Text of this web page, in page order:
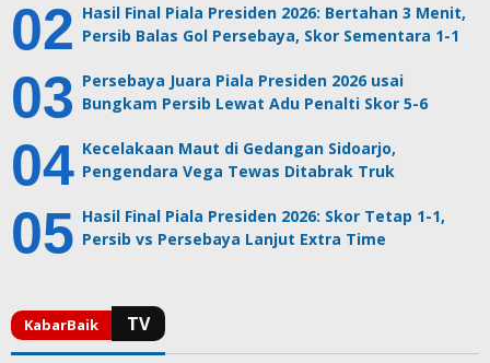
Hasil Final Piala Presiden 2026: Bertahan 3 Menit,
Persib Balas Gol Persebaya, Skor Sementara 1-1
Persebaya Juara Piala Presiden 2026 usai
Bungkam Persib Lewat Adu Penalti Skor 5-6
Kecelakaan Maut di Gedangan Sidoarjo,
Pengendara Vega Tewas Ditabrak Truk
Hasil Final Piala Presiden 2026: Skor Tetap 1-1,
Persib vs Persebaya Lanjut Extra Time